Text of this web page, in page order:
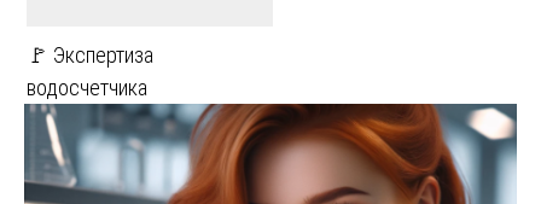
🚩 Экспертиза
водосчетчика